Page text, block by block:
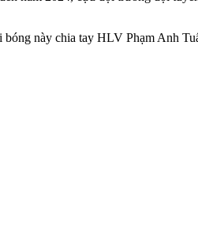
này chia tay HLV Phạm Anh